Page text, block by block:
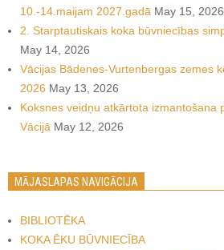
10.-14.maijam 2027.gadā May 15, 2026
2. Starptautiskais koka būvniecības
May 14, 2026
Vācijas Bādenes-Vurtenbergas zemes
2026 May 13, 2026
Koksnes veidņu atkārtota izmantošana
Vācijā May 12, 2026
MĀJASLAPAS NAVIGĀCIJA
BIBLIOTĒKA
KOKA ĒKU BŪVNIECĪBA